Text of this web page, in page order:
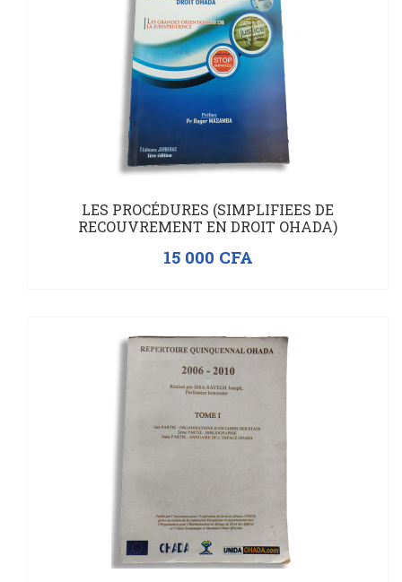
LES PROCÉDURES (SIMPLIFIEES DE
RECOUVREMENT EN DROIT OHADA)
15 000 CFA